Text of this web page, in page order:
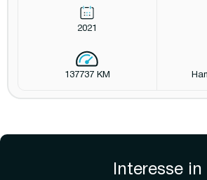
2021
137737 KM
Interesse in